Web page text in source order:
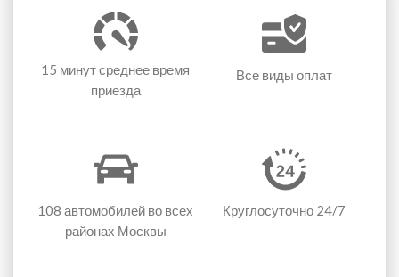
15 минутсреднее время
приезда
Все виды оплат
108 автомобилей во всех
районах Москвы
Круглосуточно 24/7